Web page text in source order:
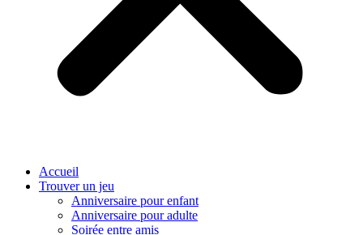
Accueil
Trouver un jeu
Anniversaire pour enfant
Anniversaire pour adulte
Soirée entre amis